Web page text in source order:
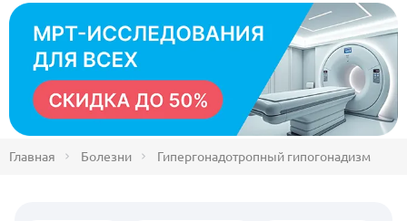
Главная Болезни Гипергонадотропный гипогонадизм